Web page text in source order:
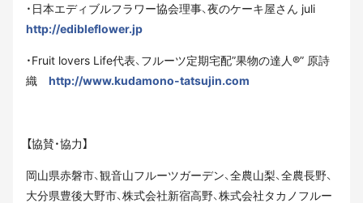
・日本エディブルフラワー協会理事、夜のケーキ屋さん juli
http://edibleflower.jp
・Fruit lovers Life代表、フルーツ定期宅配”果物の達人®” 原詩
織 http://www.kudamono-tatsujin.com
【協賛・協力】
岡山県赤磐市、観音山フルーツガーデン、全農山梨、全農長野、
大分県豊後大野市、株式会社新宿高野、株式会社タカノフルー